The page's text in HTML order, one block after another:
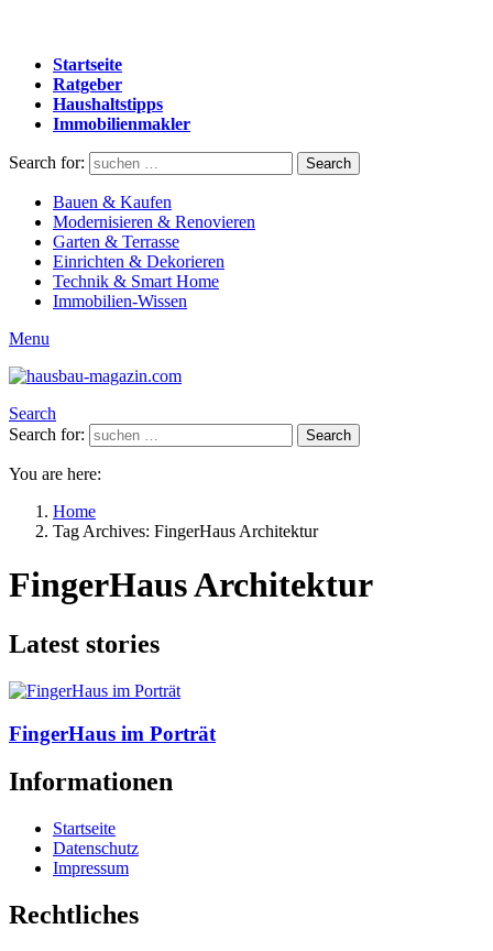
Startseite
Ratgeber
Haushaltstipps
Immobilienmakler
Search for: Search
Bauen & Kaufen
Modernisieren & Renovieren
Garten & Terrasse
Einrichten & Dekorieren
Technik & Smart Home
Immobilien-Wissen
Menu
Search
Search for:
Search
You are here:
Home
Tag Archives: FingerHaus Architektur
FingerHaus Architektur
Latest stories
FingerHaus im Porträt
Informationen
Startseite
Datenschutz
Impressum
Rechtliches